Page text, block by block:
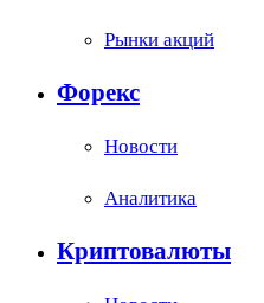
Рынки акций
Форекс
Новости
Аналитика
Криптовалюты